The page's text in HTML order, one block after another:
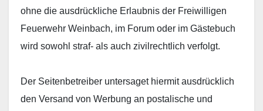
ohne die ausdrückliche Erlaubnis der Freiwilligen
Feuerwehr Weinbach, im Forum oder im Gästebuch
wird sowohl straf- als auch zivilrechtlich verfolgt.
Der Seitenbetreiber untersaget hiermit ausdrücklich
den Versand von Werbung an postalische und